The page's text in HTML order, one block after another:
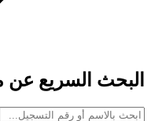
البحث السريع عن